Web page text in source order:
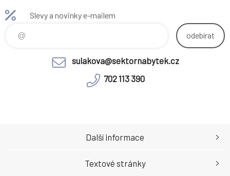
Slevy a novinky e-mailem
odebírat
sulakova@sektornabytek.cz
702 113 390
Další informace
Textové stránky